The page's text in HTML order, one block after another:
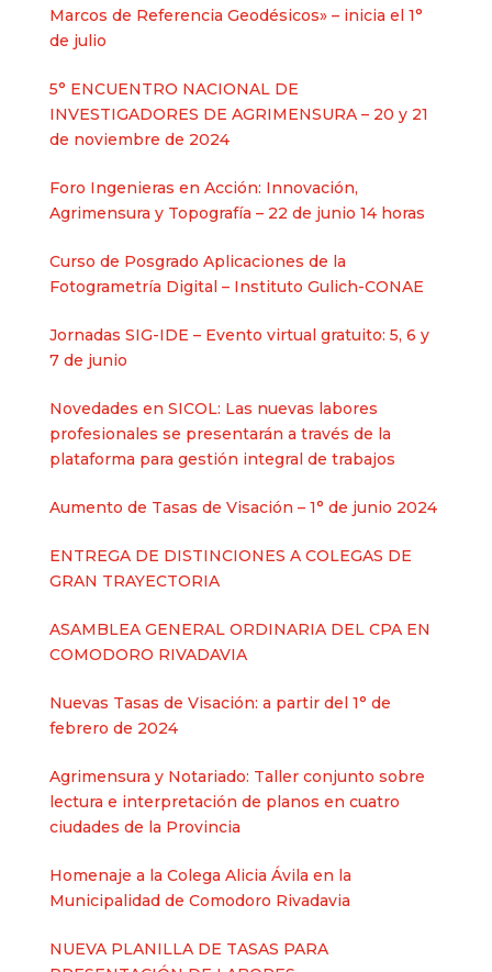
Marcos de Referencia Geodésicos» – inicia el 1°
de julio
5° ENCUENTRO NACIONAL DE
INVESTIGADORES DE AGRIMENSURA – 20 y 21
de noviembre de 2024
Foro Ingenieras en Acción: Innovación,
Agrimensura y Topografía – 22 de junio 14 horas
Curso de Posgrado Aplicaciones de la
Fotogrametría Digital – Instituto Gulich-CONAE
Jornadas SIG-IDE – Evento virtual gratuito: 5, 6 y
7 de junio
Novedades en SICOL: Las nuevas labores
profesionales se presentarán a través de la
plataforma para gestión integral de trabajos
Aumento de Tasas de Visación – 1° de junio 2024
ENTREGA DE DISTINCIONES A COLEGAS DE
GRAN TRAYECTORIA
ASAMBLEA GENERAL ORDINARIA DEL CPA EN
COMODORO RIVADAVIA
Nuevas Tasas de Visación: a partir del 1° de
febrero de 2024
Agrimensura y Notariado: Taller conjunto sobre
lectura e interpretación de planos en cuatro
ciudades de la Provincia
Homenaje a la Colega Alicia Ávila en la
Municipalidad de Comodoro Rivadavia
NUEVA PLANILLA DE TASAS PARA